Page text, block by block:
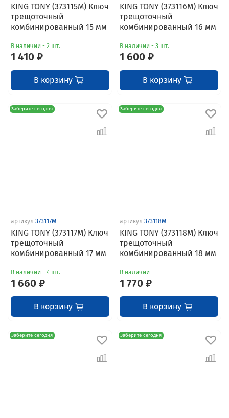
KING TONY (373115M) Ключ
трещоточный
комбинированный 15 мм
В наличии - 2 шт.
1 410 ₽
В корзину
KING TONY (373116M) Ключ
трещоточный
комбинированный 16 мм
В наличии - 3 шт.
1 600 ₽
В корзину
Заберите сегодня
артикул 373117M
KING TONY (373117M) Ключ
трещоточный
комбинированный 17 мм
В наличии - 4 шт.
1 660 ₽
В корзину
Заберите сегодня
артикул 373118M
KING TONY (373118M) Ключ
трещоточный
комбинированный 18 мм
В наличии
1 770 ₽
В корзину
Заберите сегодня Заберите сегодня